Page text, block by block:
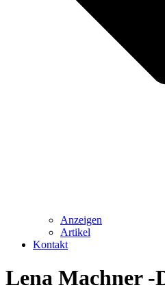
Anzeigen
Artikel
Kontakt
Lena Machner -